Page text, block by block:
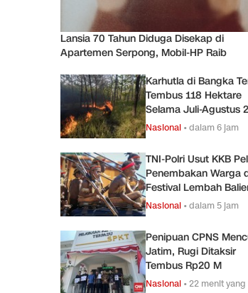
Lansia 70 Tahun Diduga Disekap di
Apartemen Serpong, Mobil-HP Raib
Karhutla di Bangka
Tembus 118 Hektare
Selama Juli-Agustus
Nasional •dalam 6 jam
TNI-Polri Usut KKB
Penembakan Warga
Festival Lembah
Nasional •dalam 5 jam
Penipuan CPNS
Jatim, Rugi Ditaksir
Tembus Rp20 M
Nasional •22 menit yang